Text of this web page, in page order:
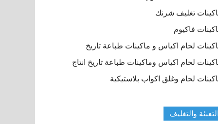
تغليف شرنك
فاكيوم
لحام اكياس و ماكينات طباعة تاريخ
لحام اكياس وماكينات طباعة تاريخ انتاج
لحام وغلق اكواب بلاستيكية
التعبئة والتغليف